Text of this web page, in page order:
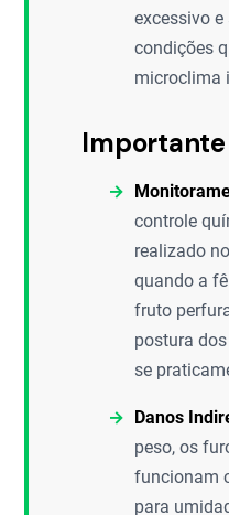
excessivo
condições
microclima
Importante
controle
realizado
quando a
fruto
postura
se
Danos
peso, os
funcionam
para